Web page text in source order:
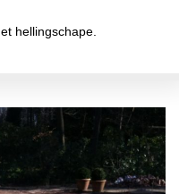
hellingschape.